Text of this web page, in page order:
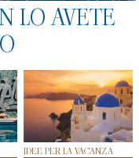
LO AVETE
IDEE PER LA VACANZA